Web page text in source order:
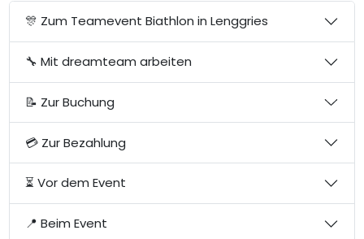
🎊 Zum Teamevent Biathlon in Lenggries
🔧 Mit dreamteam arbeiten
📝 Zur Buchung
💳 Zur Bezahlung
⏳ Vor dem Event
📍 Beim Event